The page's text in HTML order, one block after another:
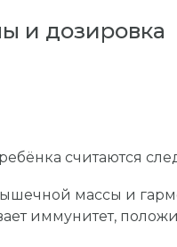
и дозировка
считаются
массы и
иммунитет,